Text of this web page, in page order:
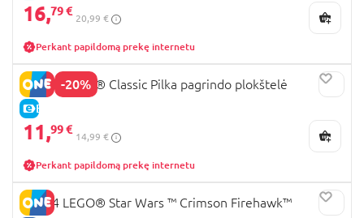
16,79 €
20,99 €
Perkant papildomą prekę internetu
-20%
E-KAINA
11024 LEGO® Classic Pilka pagrindo plokštelė
11,99 €
14,99 €
Perkant papildomą prekę internetu
75384 LEGO® Star Wars ™ Crimson Firehawk™